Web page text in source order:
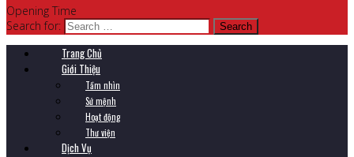
Opening Time
Search for:
Trang Chủ
Giới Thiệu
Tầm nhìn
Sứ mệnh
Hoạt động
Thư viện
Dịch Vụ